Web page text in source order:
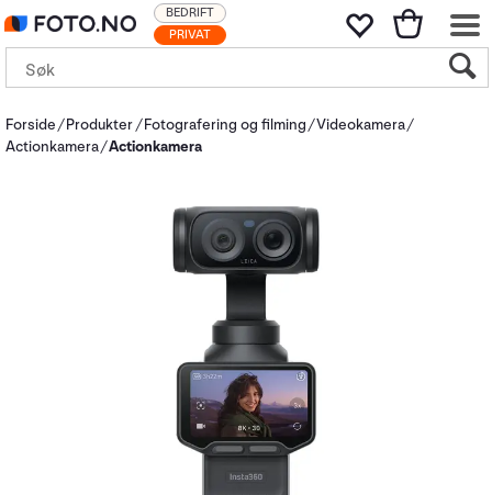
PRIVAT
BEDRIFT
Forside Produkter Fotografering og filming Videokamera
Actionkamera Actionkamera